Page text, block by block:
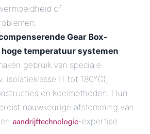
of
Gear Box-
temperatuur systemen
gebruik van speciale
isolatieklasse H tot 180°C),
en koelmethoden. Hun
nauwkeurige afstemming van
aandrijftechnologie-expertise.